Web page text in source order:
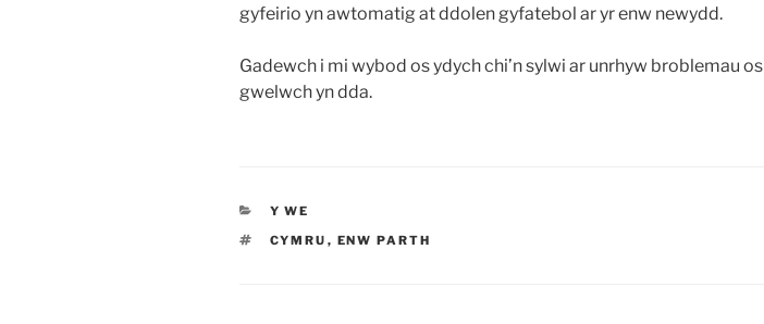
gyfeirio yn awtomatig at ddolen gyfatebol ar yr enw newydd.
Gadewch i mi wybod os ydych chi’n sylwi ar unrhyw broblemau os
gwelwch yn dda.
CATEGORÏAU
Y WE
TAGIAU
CYMRU , ENW PARTH